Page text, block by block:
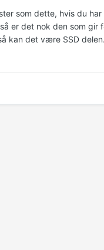
som dette, hvis du
er det nok den som
kan det være SSD delen.